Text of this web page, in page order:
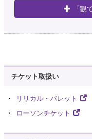
「観
チケット取扱い
リリカル・バレット
ローソンチケット